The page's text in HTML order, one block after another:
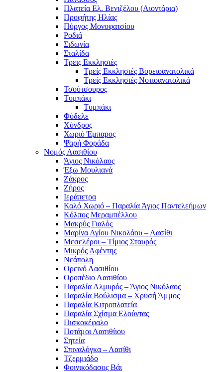
Πλατεία Ελ. Βενιζέλου (Λιοντάρια)
Προφήτης Ηλίας
Πύργος Μονοφατσίου
Ροδιά
Σιδωνία
Σταλίδα
Τρεις Εκκλησιές
Τρείς Εκκλησιές Βορειοανατολικά
Τρείς Εκκλησιές Νοτιοανατολικά
Τσούτσουρος
Τυμπάκι
Τυμπάκι
Φόδελε
Χόνδρος
Χωριό Έμπαρος
Ψαρή Φοράδα
Νομός Λασιθίου
Άγιος Νικόλαος
Έξω Μουλιανά
Ζάκρος
Ζήρος
Ιεράπετρα
Καλό Χωριό – Παραλία Άγιος Παντελεήμων
Κόλπος Μεραμπέλλου
Μακρύς Γιαλός
Μαρίνα Αγίου Νικολάου – Λασίθι
Μεσελέροι – Τίμιος Σταυρός
Μικρός Αφέντης
Νεάπολη
Ορεινό Λασιθίου
Οροπέδιο Λασιθίου
Παραλία Αλμυρός – Άγιος Νικόλαος
Παραλία Βούλισμα – Χρυσή Άμμος
Παραλία Κιτροπλατεία
Παραλία Σχίσμα Ελούντας
Πισκοκέφαλο
Ποτάμοι Λασιθίιου
Σητεία
Σπιναλόγκα – Λασίθι
Τζερμιάδο
Φοινικόδασος Βάι